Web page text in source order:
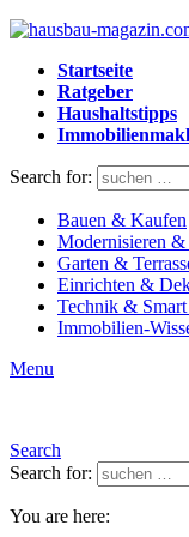
Startseite
Ratgeber
Haushaltstipps
Search for:
Bauen & Kaufen
Modernisieren &
Garten &
Einrichten &
Technik &
Immobilien-
Menu
Search
Search for:
You are here: